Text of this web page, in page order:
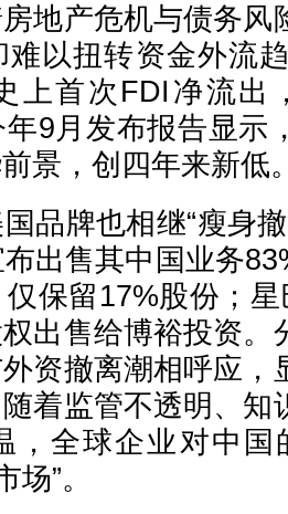
地产危机与债务风
以扭转资金外流
上首次FDI净流出
9月发布报告显示
景，创四年来新低
品牌也相继“瘦身
出售其中国业务
保留17%股份；
出售给博裕投资。
资撤离潮相呼应，
着监管不透明、知
，全球企业对中国
场”。